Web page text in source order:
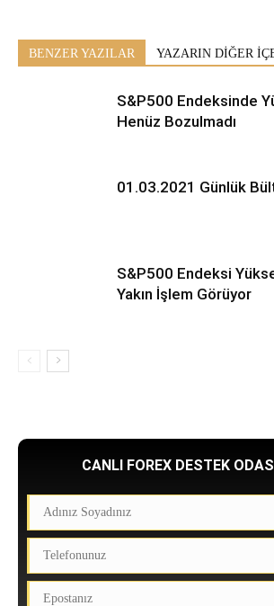
BENZER YAZILAR YAZARIN DİĞER
S&P500 Endeksinde
Henüz Bozulmadı
01.03.2021 Günlük
S&P500 Endeksi
Yakın İşlem Görüyor
CANLI FOREX DESTEK